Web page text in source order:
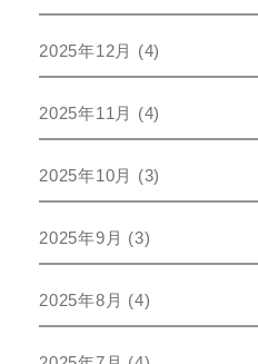
2025年12月 (4)
2025年11月 (4)
2025年10月 (3)
2025年9月 (3)
2025年8月 (4)